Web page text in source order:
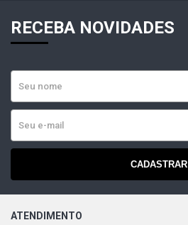
RECEBA NOVIDADES
CADASTRAR
ATENDIMENTO